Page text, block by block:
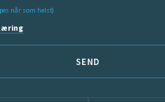
når som helst)
SEND